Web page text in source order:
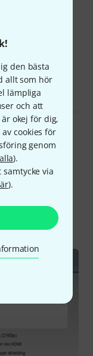
den bästa
allt som hör
lämpliga
och att
okej för dig,
cookies för
genom
).
via
).